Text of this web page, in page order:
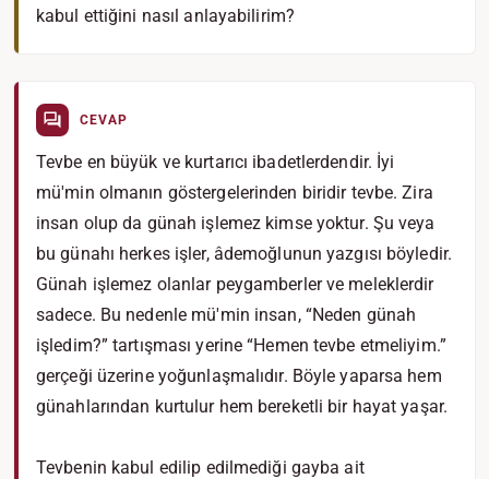
kabul ettiğini nasıl anlayabilirim?
CEVAP
Tevbe en büyük ve kurtarıcı ibadetlerdendir. İyi
mü'min olmanın göstergelerinden biridir tevbe. Zira
insan olup da günah işlemez kimse yoktur. Şu veya
bu günahı herkes işler, âdemoğlunun yazgısı böyledir.
Günah işlemez olanlar peygamberler ve meleklerdir
sadece. Bu nedenle mü'min insan, “Neden günah
işledim?” tartışması yerine “Hemen tevbe etmeliyim.”
gerçeği üzerine yoğunlaşmalıdır. Böyle yaparsa hem
günahlarından kurtulur hem bereketli bir hayat yaşar.
Tevbenin kabul edilip edilmediği gayba ait